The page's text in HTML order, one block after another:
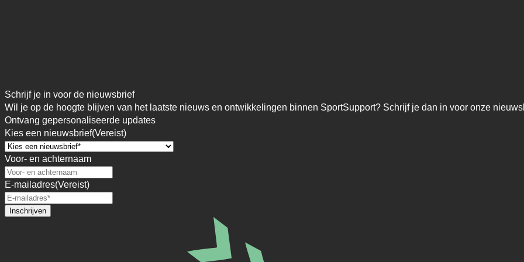
Schrijf je in voor de nieuwsbrief
Wil je op de hoogte blijven van het laatste nieuws en ontwikkelingen binnen SportSupport? Schrijf je dan in voor onze
Ontvang gepersonaliseerde updates
Kies een nieuwsbrief(Vereist)
Voor- en achternaam
E-mailadres(Vereist)
Inschrijven